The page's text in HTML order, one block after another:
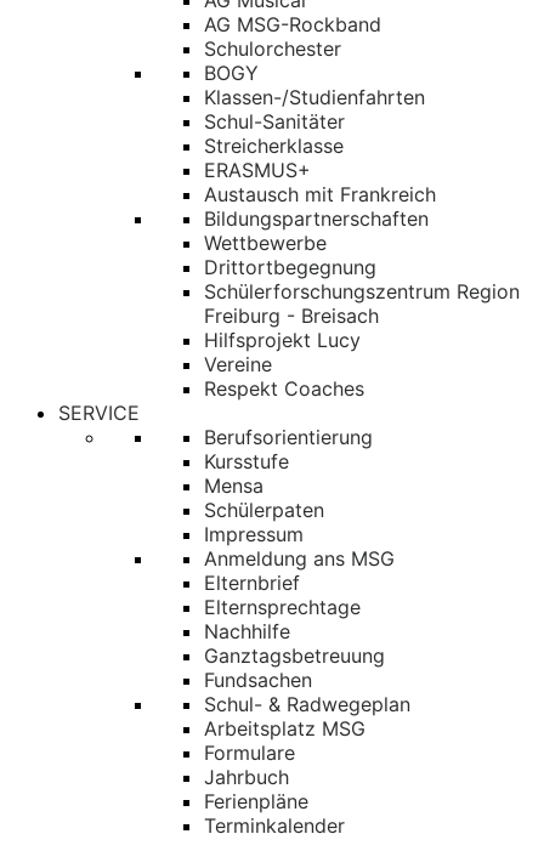
AG MSG-Rockband
Schulorchester
BOGY
Klassen-/Studienfahrten
Schul-Sanitäter
Streicherklasse
ERASMUS+
Austausch mit Frankreich
Bildungspartnerschaften
Wettbewerbe
Drittortbegegnung
Schülerforschungszentrum Region
Freiburg - Breisach
Hilfsprojekt Lucy
Vereine
Respekt Coaches
SERVICE
Berufsorientierung
Kursstufe
Mensa
Schülerpaten
Impressum
Anmeldung ans MSG
Elternbrief
Elternsprechtage
Nachhilfe
Ganztagsbetreuung
Fundsachen
Schul- & Radwegeplan
Arbeitsplatz MSG
Formulare
Jahrbuch
Ferienpläne
Terminkalender